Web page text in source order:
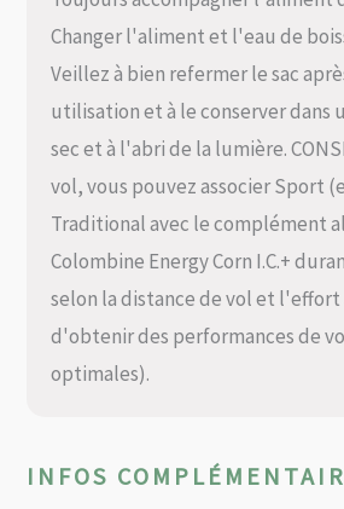
Changer l'aliment et l'eau de
Veillez à bien refermer le sac
utilisation et à le conserver dans
sec et à l'abri de la lumière.
vol, vous pouvez associer Sport
Traditional avec le complément
Colombine Energy Corn I.C.+
selon la distance de vol et
d'obtenir des performances de
optimales).
INFOS